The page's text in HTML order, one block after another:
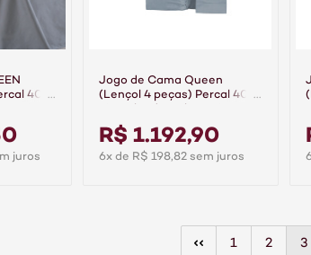
400
juros
Jogo de Cama Queen
(Lençol 4 peças) Percal 400
R$ 1.192,90
6x de R$ 198,82 sem juros
1 2 3